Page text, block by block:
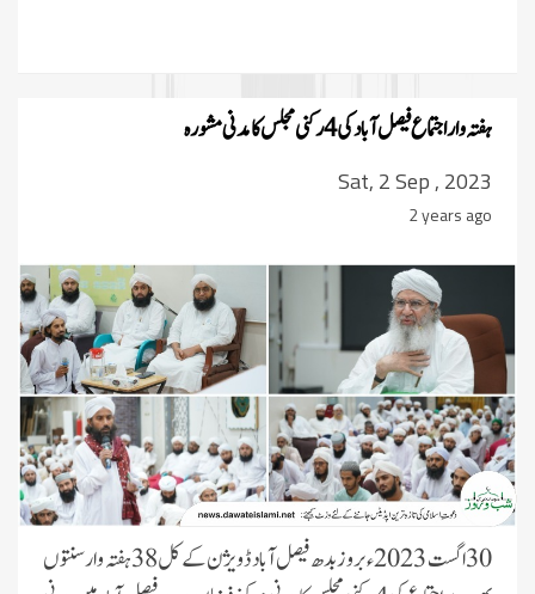
ہفتہ وار اجتماع فیصل آباد کی 4 رکنی مجلس کا مدنی مشورہ
Sat, 2 Sep , 2023
2 years ago
30 اگست 2023ء بروز بدھ فیصل آباد ڈویژن کے کل 38 ہفتہ وار سنتوں